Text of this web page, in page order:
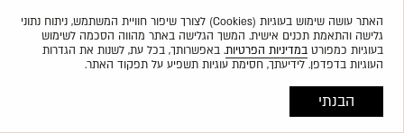
לערכו כ־7.6%. סקטורי הבנייה והביטוח כיכבו, עם עלייה של
מעל 15% ו־12%, בהתאמה.
במהלך הלילה (בין שבת לראשון), הנשיא טראמפ הודיע כי
ארה"ב תקפה את מתקני הגרעין בפורדו, בנתנז ובאספהאן.
האתר עושה שימוש בעוגיות (Cookies) לצורך שיפור חוויית המשתמש, ניתוח נתוני
גלישה והתאמת תכנים אישית. המשך הגלישה באתר מהווה הסכמה לשימוש
בעוגיות כמפורטבמדיניות הפרטיות. באפשרותך, בכל עת, לשנות את הגדרות
העוגיות בדפדפן. לידיעתך, חסימת עוגיות תשפיע על תפקוד האתר.
הבנתי